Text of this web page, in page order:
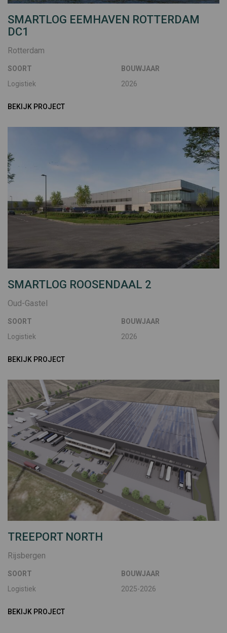
SMARTLOG EEMHAVEN ROTTERDAM
DC1
Rotterdam
SOORT
Logistiek
BOUWJAAR
2026
BEKIJK PROJECT
SMARTLOG ROOSENDAAL 2
Oud-Gastel
SOORT
Logistiek
BOUWJAAR
2026
BEKIJK PROJECT
TREEPORT NORTH
Rijsbergen
SOORT
Logistiek
BOUWJAAR
2025-2026
BEKIJK PROJECT